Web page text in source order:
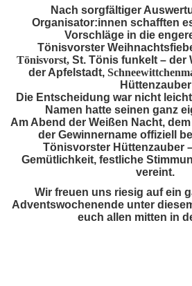
Nach sorgfältiger
Organisator:innen schafften
Vorschläge in die
Tönisvorster
Tönisvorst, St. Tönis funkelt – der
der Apfelstadt,
Hüttenzauber
Die Entscheidung war nicht
Namen hatte seinen ganz
Am Abend der Weißen Nacht,
der Gewinnername offiziell
Tönisvorster Hüttenzauber
Gemütlichkeit, festliche
vereint.
Wir freuen uns riesig auf ein
Adventswochenende unter
euch allen mitten in